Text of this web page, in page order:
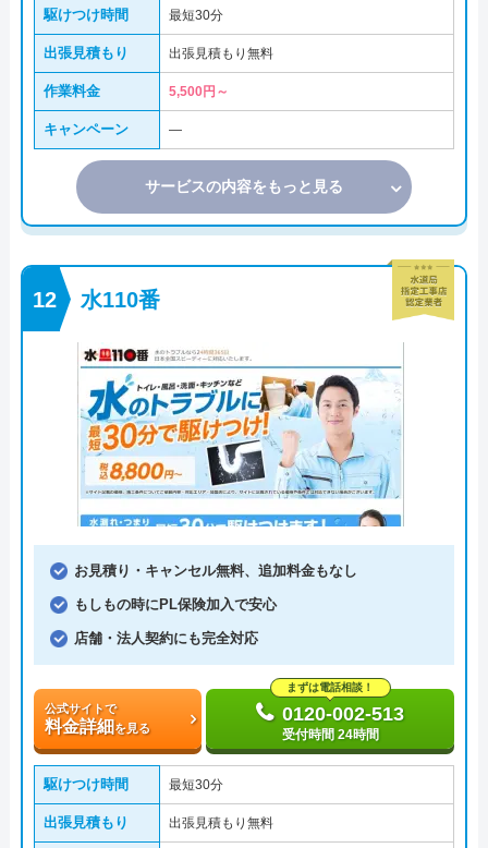
駆けつけ時間 最短30分
出張見積もり 出張見積もり無料
作業料金 5,500円～
キャンペーン ―
サービスの内容をもっと見る
水110番
お見積り・キャンセル無料、追加料金もなし
もしもの時にPL保険加入で安心
店舗・法人契約にも完全対応
公式サイトで
料金詳細を見る
まずは電話相談！
0120-002-513
受付時間 24時間
駆けつけ時間 最短30分
出張見積もり 出張見積もり無料